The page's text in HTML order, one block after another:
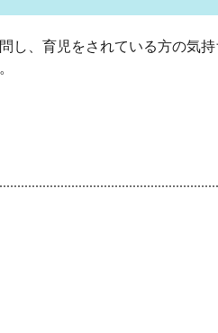
組織一覧
し、育児をされている方の気